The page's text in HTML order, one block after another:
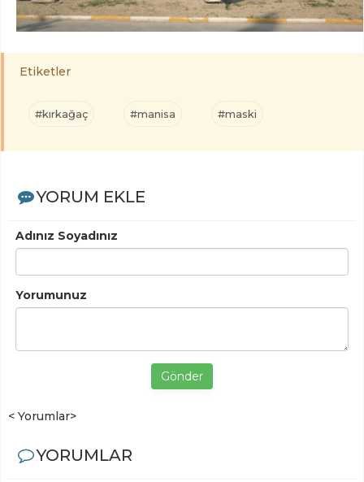
Etiketler
#kırkağaç #manisa #maski
YORUM EKLE
Adınız Soyadınız
Yorumunuz
Gönder
< Yorumlar>
YORUMLAR